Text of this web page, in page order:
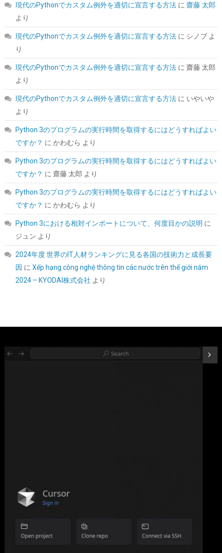
モリ DDR4 3200 (PC4-25600) 16GB×2枚 288pin DIMM 相性保証
W4U3200CS-16G
16GB デュアルファン 【国内正規品】 RD-RX9060XT-E16GB/DF
(54555 ) GBP 298.27 (2026-08-07 04:03 GMT +09:00 時点 -詳細は
こちら)
はこちら
現代のPythonでカスタム例外を適切に宣言する方法に 齋藤 太郎
より
現代のPythonでカスタム例外を適切に宣言する方法に シノブよ
り
現代のPythonでカスタム例外を適切に宣言する方法に 齋藤 太郎
より
現代のPythonでカスタム例外を適切に宣言する方法に いやいや
より
Python 3のプログラムの実行時間を取得するにはどうすればよい
ですか？ に かわむら より
Python 3のプログラムの実行時間を取得するにはどうすればよい
ですか？ に 齋藤 太郎 より
Python 3のプログラムの実行時間を取得するにはどうすればよい
ですか？ に かわむら より
Python 3における相対インポートについて、何度目かの説明 に
ジュン より
2024年度 世界のIT人材ランキングに見る各国の技術力と成長要
因 に Xếp hạng công nghệ thông tin các nước trên thế giới năm
2024 – KYODAI株式会社 より